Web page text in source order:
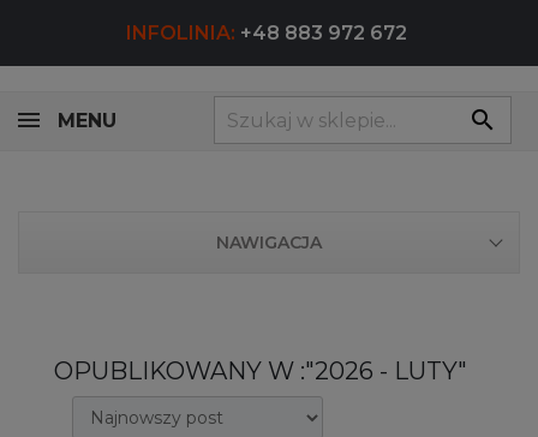
INFOLINIA: +48 883 972 672
search
MENU
NAWIGACJA
OPUBLIKOWANY W :"2026 - LUTY"